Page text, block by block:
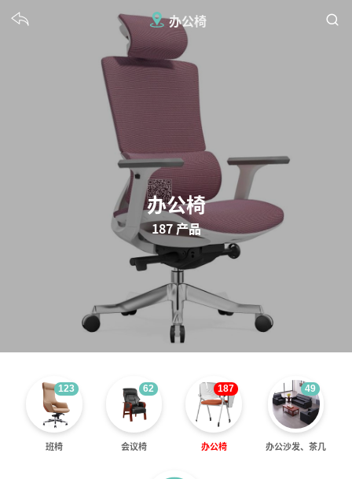
办公椅
办公椅
187 产品
123
班椅
62
会议椅
187
办公椅
49
办公沙发、茶几